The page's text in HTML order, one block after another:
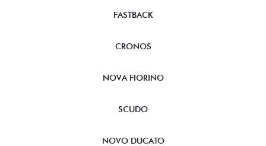
FASTBACK
CRONOS
NOVA FIORINO
SCUDO
NOVO DUCATO